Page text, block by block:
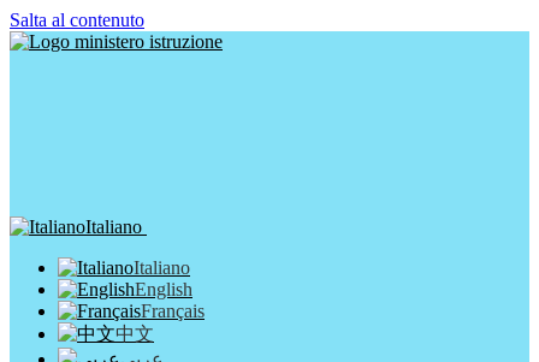
Salta al contenuto
Italiano
Italiano
English
Français
中文